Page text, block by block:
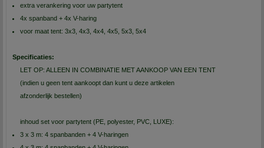
extra verankering voor uw partytent
4x spanband + 4x V-haring
voor maat tent: 3x3, 4x3, 4x4, 4x5, 5x3, 5x4
Specificaties:
LET OP: ALLEEN IN COMBINATIE MET AANKOOP VAN EEN TENT
(indien u geen tent aankoopt dan kunt u deze artikelen
afzonderlijk bestellen)
inhoud set voor partytent (PE, polyester, PVC, LUXE):
3 x 3 m: 4 spanbanden + 4 V-haringen